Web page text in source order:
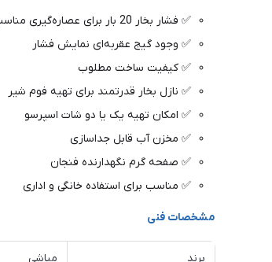
✅ فشار بخار 20 بار برای عصاره‌گیری مناسب
✅ وجود گیج عقربه‌ای نمایش فشار
✅ کیفیت ساخت مطلوب
✅ نازل بخار قدرتمند برای تهیه فوم شیر
✅ امکان تهیه یک یا دو شات اسپرسو
✅ مخزن آب قابل جداسازی
✅ صفحه گرم نگهدارنده فنجان
✅ مناسب برای استفاده خانگی و اداری
مشخصات فنی
برند مباشی